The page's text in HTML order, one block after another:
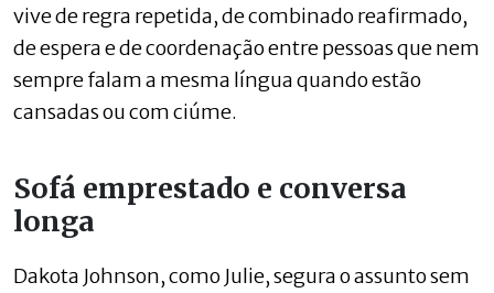
vive de regra repetida, de combinado reafirmado,
de espera e de coordenação entre pessoas que nem
sempre falam a mesma língua quando estão
cansadas ou com ciúme.
Sofá emprestado e conversa
longa
Dakota Johnson, como Julie, segura o assunto sem